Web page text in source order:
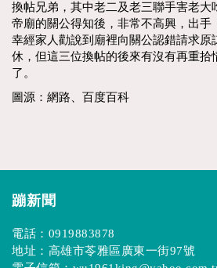
換帖兄弟，其中老二及老三聯手害老大
帝廟的關公得知後，非常不高興，出手
幸經家人勸說到廟裡向關公認錯請求原
休，但這三位換帖的後來有沒有再重拾
了。
圖源：網路、百度百科
蹦新聞
電話： 0919883878
地址：高雄市苓雅區廣東一街97號